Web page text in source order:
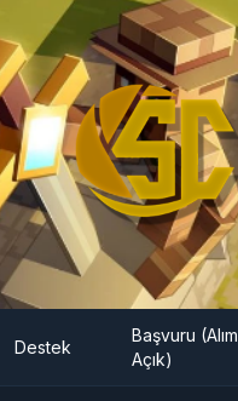
Destek
Başvuru (Alım
Açık)